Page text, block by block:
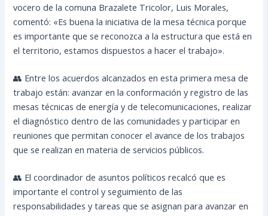
vocero de la comuna Brazalete Tricolor, Luis Morales,
comentó: «Es buena la iniciativa de la mesa técnica porque
es importante que se reconozca a la estructura que está en
el territorio, estamos dispuestos a hacer el trabajo».
👥 Entre los acuerdos alcanzados en esta primera mesa de
trabajo están: avanzar en la conformación y registro de las
mesas técnicas de energía y de telecomunicaciones, realizar
el diagnóstico dentro de las comunidades y participar en
reuniones que permitan conocer el avance de los trabajos
que se realizan en materia de servicios públicos.
👥 El coordinador de asuntos políticos recalcó que es
importante el control y seguimiento de las
responsabilidades y tareas que se asignan para avanzar en